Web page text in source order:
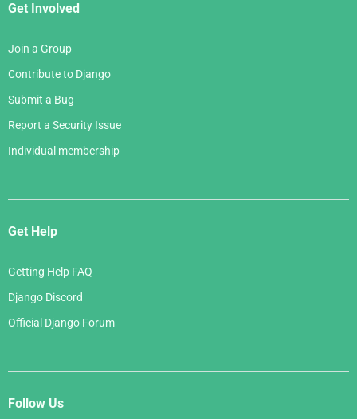
Get Involved
Join a Group
Contribute to Django
Submit a Bug
Report a Security Issue
Individual membership
Get Help
Getting Help FAQ
Django Discord
Official Django Forum
Follow Us